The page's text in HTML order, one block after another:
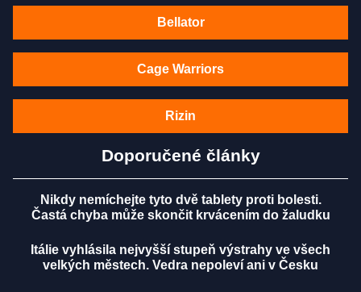
Bellator
Cage Warriors
Rizin
Doporučené články
Nikdy nemíchejte tyto dvě tablety proti bolesti.
Častá chyba může skončit krvácením do žaludku
Itálie vyhlásila nejvyšší stupeň výstrahy ve všech
velkých městech. Vedra nepoleví ani v Česku